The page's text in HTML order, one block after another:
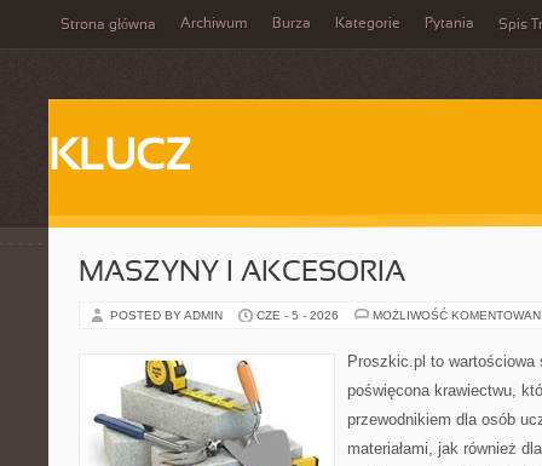
Strona główna Archiwum Burza Kategorie Pytania Spis
KLUCZ
MASZYNY I AKCESORIA
POSTED BY ADMIN CZE - 5 - 2026 MOŻLIWOŚĆ
Proszkic.pl to wartościowa
poświęcona krawiectwu,
przewodnikiem dla osób
materiałami, jak również